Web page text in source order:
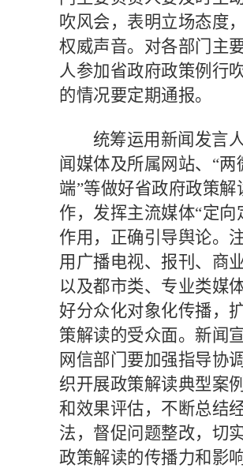
吹风会，表明立场态度
权威声音。对各部门主
人参加省政府政策例行
的情况要定期通报。
统筹运用新闻发言
闻媒体及所属网站、 “两
端”等做好省政府政策解
作，发挥主流媒体“定向
作用，正确引导舆论。
用广播电视、报刊、商
以及都市类、专业类媒
好分众化对象化传播，
策解读的受众面。新闻宣
网信部门要加强指导协
织开展政策解读典型案
和效果评估，不断总结
法，督促问题整改，切
政策解读的传播力和影响